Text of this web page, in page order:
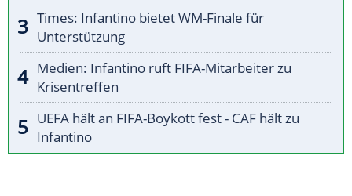
Times: Infantino bietet WM-Finale für
Unterstützung
Medien: Infantino ruft FIFA-Mitarbeiter zu
Krisentreffen
UEFA hält an FIFA-Boykott fest - CAF hält zu
Infantino